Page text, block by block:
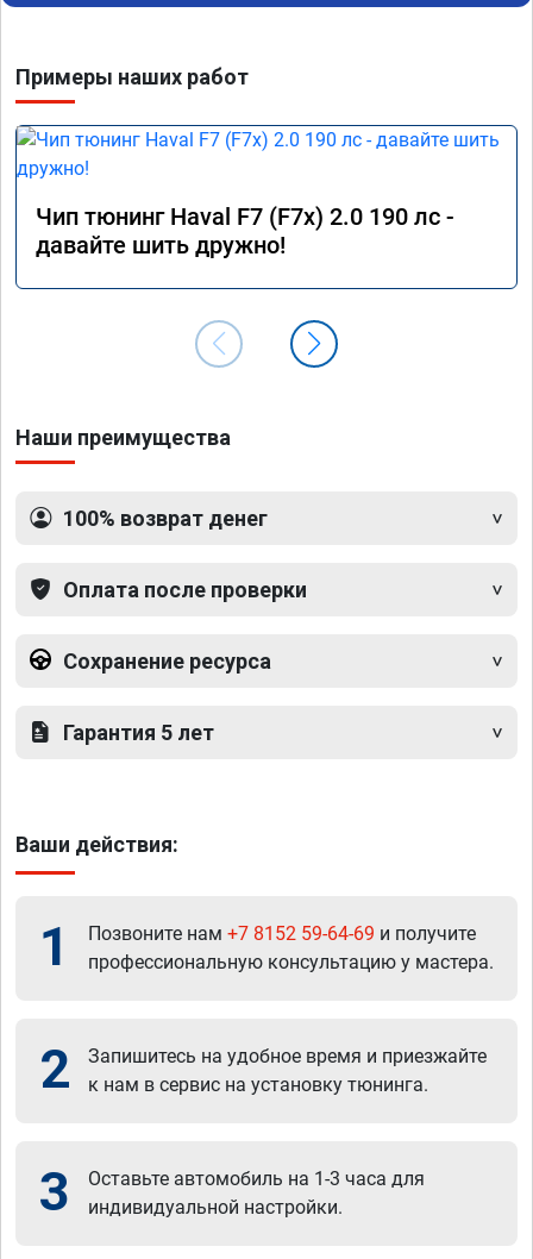
Примеры наших работ
Чип тюнинг Haval F7 (F7x) 2.0 190 лс -
давайте шить дружно!
Наши преимущества
100% возврат денег
Оплата после проверки
Сохранение ресурса
Гарантия 5 лет
Ваши действия:
1 Позвоните нам +7 8152 59-64-69 и получите
профессиональную консультацию у мастера.
2
Запишитесь на удобное время и приезжайте
к нам в сервис на установку тюнинга.
3
Оставьте автомобиль на 1-3 часа для
индивидуальной настройки.